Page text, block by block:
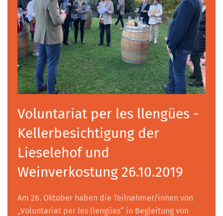
Voluntariat per les llengües -
Kellerbesichtigung der
Lieselehof und
Weinverkostung 26.10.2019
Am 26. Oktober haben die Teilnehmer/innen von
„Voluntariat per les llengües“ in Begleitung von